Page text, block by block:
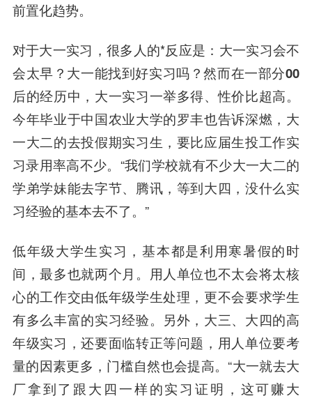
前置化趋势。
对于大一实习，很多人的*反应是：大一实习会不
会太早？大一能找到好实习吗？然而在一部分00
后的经历中，大一实习一举多得、性价比超高。
今年毕业于中国农业大学的罗丰也告诉深燃，大
一大二的去投假期实习生，要比应届生投工作实
习录用率高不少。“我们学校就有不少大一大二的
学弟学妹能去字节、腾讯，等到大四，没什么实
习经验的基本去不了。”
低年级大学生实习，基本都是利用寒暑假的时
间，最多也就两个月。用人单位也不太会将太核
心的工作交由低年级学生处理，更不会要求学生
有多么丰富的实习经验。另外，大三、大四的高
年级实习，还要面临转正等问题，用人单位要考
量的因素更多，门槛自然也会提高。“大一就去大
厂拿到了跟大四一样的实习证明，这可赚大